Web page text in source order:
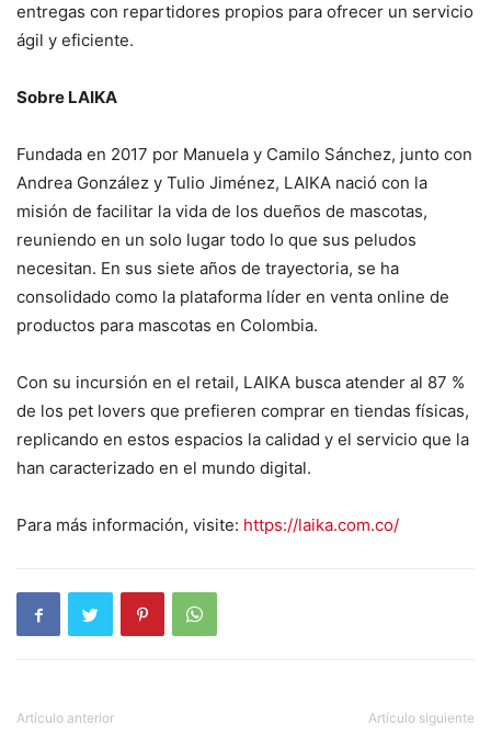
entregas con repartidores propios para ofrecer un servicio
ágil y eficiente.
Sobre LAIKA
Fundada en 2017 por Manuela y Camilo Sánchez, junto con
Andrea González y Tulio Jiménez, LAIKA nació con la
misión de facilitar la vida de los dueños de mascotas,
reuniendo en un solo lugar todo lo que sus peludos
necesitan. En sus siete años de trayectoria, se ha
consolidado como la plataforma líder en venta online de
productos para mascotas en Colombia.
Con su incursión en el retail, LAIKA busca atender al 87 %
de los pet lovers que prefieren comprar en tiendas físicas,
replicando en estos espacios la calidad y el servicio que la
han caracterizado en el mundo digital.
Para más información, visite: https://laika.com.co/
Artículo anterior Artículo siguiente